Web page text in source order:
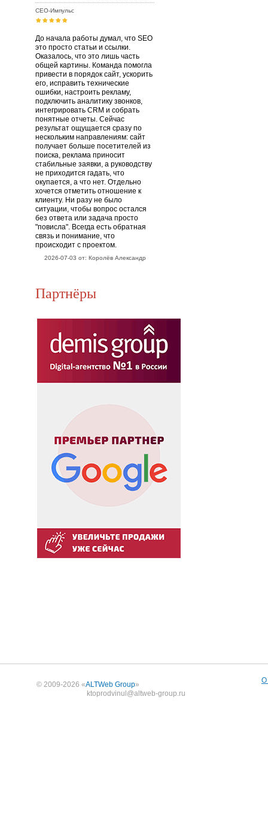
СЕО-Импульс
До начала работы думал, что SEO
это просто статьи и ссылки.
Оказалось, что это лишь часть
общей картины. Команда помогла
привести в порядок сайт, ускорить
его, исправить технические
ошибки, настроить рекламу,
подключить аналитику звонков,
интегрировать CRM и собрать
понятные отчеты. Сейчас
результат ощущается сразу по
нескольким направлениям: сайт
получает больше посетителей из
поиска, реклама приносит
стабильные заявки, а руководству
не приходится гадать, что
окупается, а что нет. Отдельно
хочется отметить отношение к
клиенту. Ни разу не было
ситуации, чтобы вопрос остался
без ответа или задача просто
"повисла". Всегда есть обратная
связь и понимание, что
происходит с проектом.
2026-07-03 от: Королёв Александр
Партнёры
© 2009-2026 «ALTWeb Group»
ktoprodvinul@altweb-group.ru
О